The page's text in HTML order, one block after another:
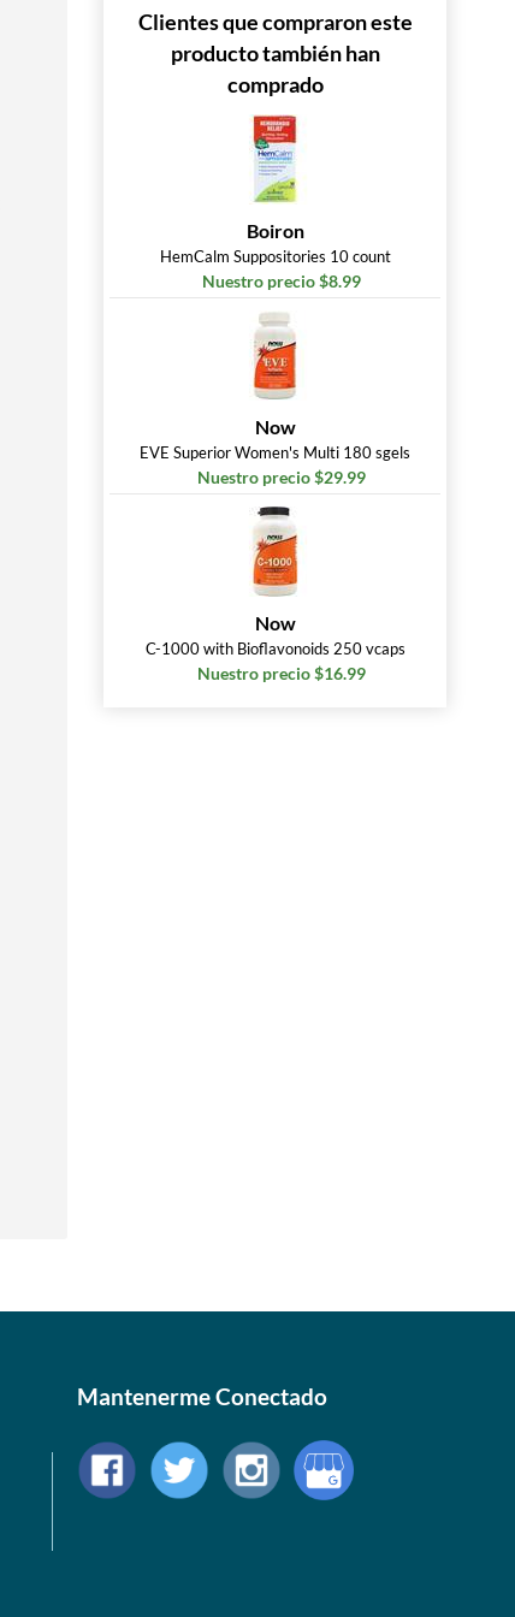
Clientes que compraron este
producto también han
comprado
Boiron
HemCalm Suppositories 10 count
Nuestro precio $8.99
Now
EVE Superior Women's Multi 180 sgels
Nuestro precio $29.99
Now
C-1000 with Bioflavonoids 250 vcaps
Nuestro precio $16.99
Mantenerme Conectado